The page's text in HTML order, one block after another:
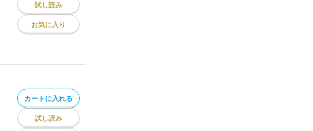
試し読み
お気に入り
カートに入れる
試し読み